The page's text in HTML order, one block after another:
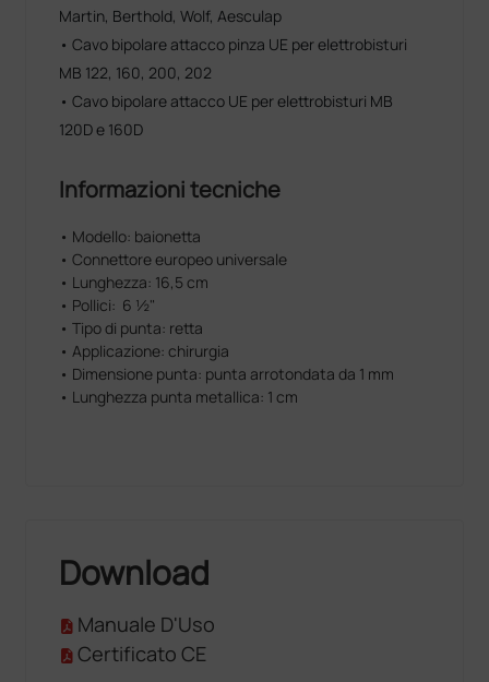
Martin, Berthold, Wolf, Aesculap
• Cavo bipolare attacco pinza UE per elettrobisturi
MB 122, 160, 200, 202
• Cavo bipolare attacco UE per elettrobisturi MB
120D e 160D
Informazioni tecniche
• Modello: baionetta
• Connettore europeo universale
• Lunghezza: 16,5 cm
• Pollici: 6 ½"
• Tipo di punta: retta
• Applicazione: chirurgia
• Dimensione punta: punta arrotondata da 1 mm
• Lunghezza punta metallica: 1 cm
Download
Manuale D'Uso
Certificato CE